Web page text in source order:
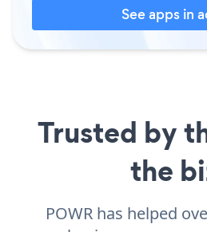
See apps in
Trusted by
the
POWR has helped